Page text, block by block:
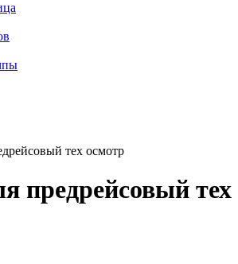
тех осмотр
предрейсовый тех